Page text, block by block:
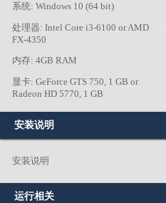
系统: Windows 10 (64 bit)
处理器: Intel Core i3-6100 or AMD
FX-4350
内存: 4GB RAM
显卡: GeForce GTS 750, 1 GB or
Radeon HD 5770, 1 GB
安装说明
安装说明
运行相关